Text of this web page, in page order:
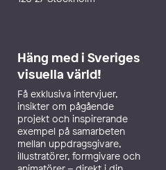
Häng med i Sveriges
visuella värld!
Få exklusiva intervjuer,
insikter om pågående
projekt och inspirerande
exempel på samarbeten
mellan uppdragsgivare,
illustratörer, formgivare och